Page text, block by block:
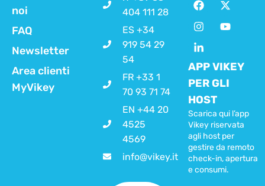
noi
FAQ
Newsletter
Area clienti
MyVikey
404 111 28
ES +34
919 54 29
54
FR +33 1
70 93 71 74
EN +44 20
4525
4569
info@vikey.it
APP VIKEY
PER GLI
HOST
Scarica qui l’app
Vikey riservata
agli host per
gestire da remoto
check-in, apertura
e consumi.